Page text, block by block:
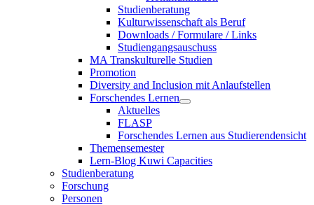
Studienberatung
Kulturwissenschaft als Beruf
Downloads / Formulare / Links
Studiengangsauschuss
MA Transkulturelle Studien
Promotion
Diversity and Inclusion mit Anlaufstellen
Forschendes Lernen
Aktuelles
FLASP
Forschendes Lernen aus Studierendensicht
Themensemester
Lern-Blog Kuwi Capacities
Studienberatung
Forschung
Personen